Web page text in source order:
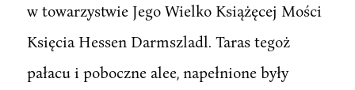
w towarzystwie Jego Wielko Książęcej Mości
Księcia Hessen Darmszladl. Taras tegoż
pałacu i poboczne alee, napełnione były